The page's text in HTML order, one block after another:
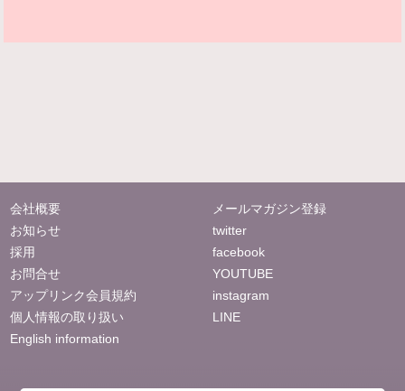
会社概要
お知らせ
採用
お問合せ
アップリンク会員規約
個人情報の取り扱い
English information
メールマガジン登録
twitter
facebook
YOUTUBE
instagram
LINE